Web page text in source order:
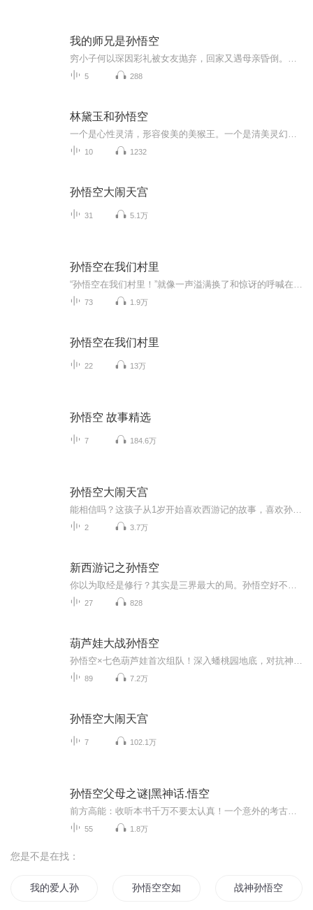
我的师兄是孙悟空
5 288
林黛玉和孙悟空
10 1232
孙悟空大闹天宫
31 5.1万
孙悟空在我们村里
73 1.9万
孙悟空在我们村里
22 13万
孙悟空 故事精选
7 184.6万
孙悟空大闹天宫
2 3.7万
新西游记之孙悟空
27 828
葫芦娃大战孙悟空
89 7.2万
孙悟空大闹天宫
7 102.1万
孙悟空父母之谜|黑神话.悟空
55 1.8万
您是不是在找：
我的爱人孙悟空 孙悟空空如也 战神孙悟空